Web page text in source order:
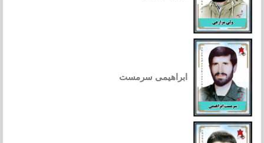
ابراهیمی سرمست